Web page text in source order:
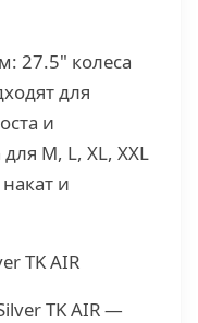
27.5" колеса
для
и
M, L, XL, XXL
и
TK AIR
TK AIR —